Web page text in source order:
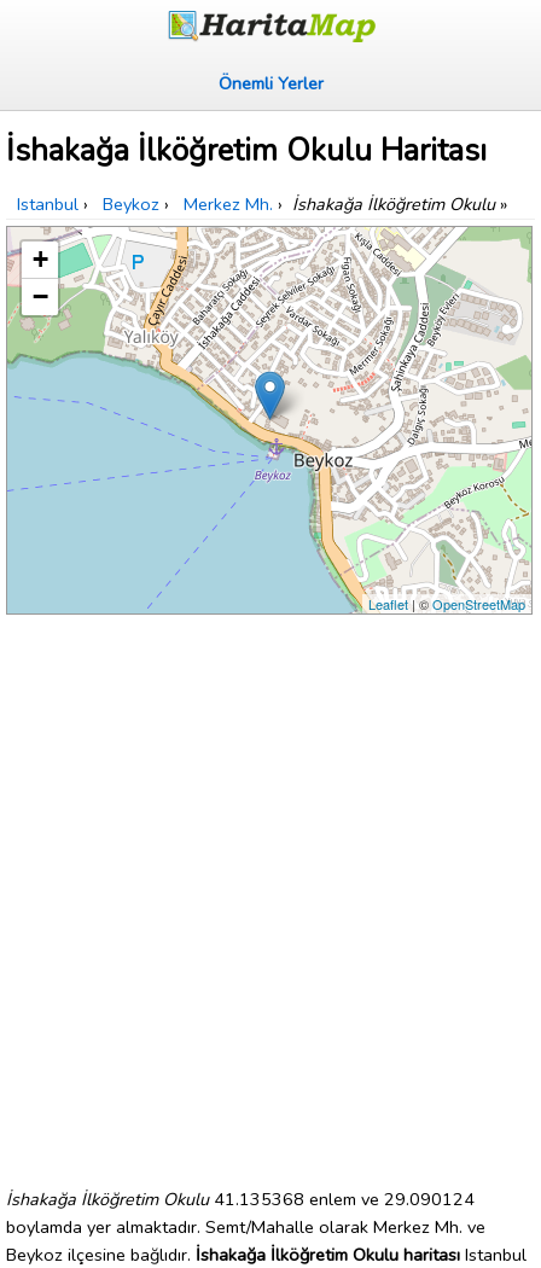
Önemli Yerler
İshakağa İlköğretim Okulu Haritası
Istanbul › Beykoz › Merkez Mh. › İshakağa İlköğretim Okulu»
+
−
Leaflet| ©OpenStreetMap
İshakağa İlköğretim Okulu41.135368 enlem ve 29.090124
boylamda yer almaktadır. Semt/Mahalle olarak Merkez Mh. ve
Beykoz ilçesine bağlıdır. İshakağa İlköğretim Okulu haritası Istanbul